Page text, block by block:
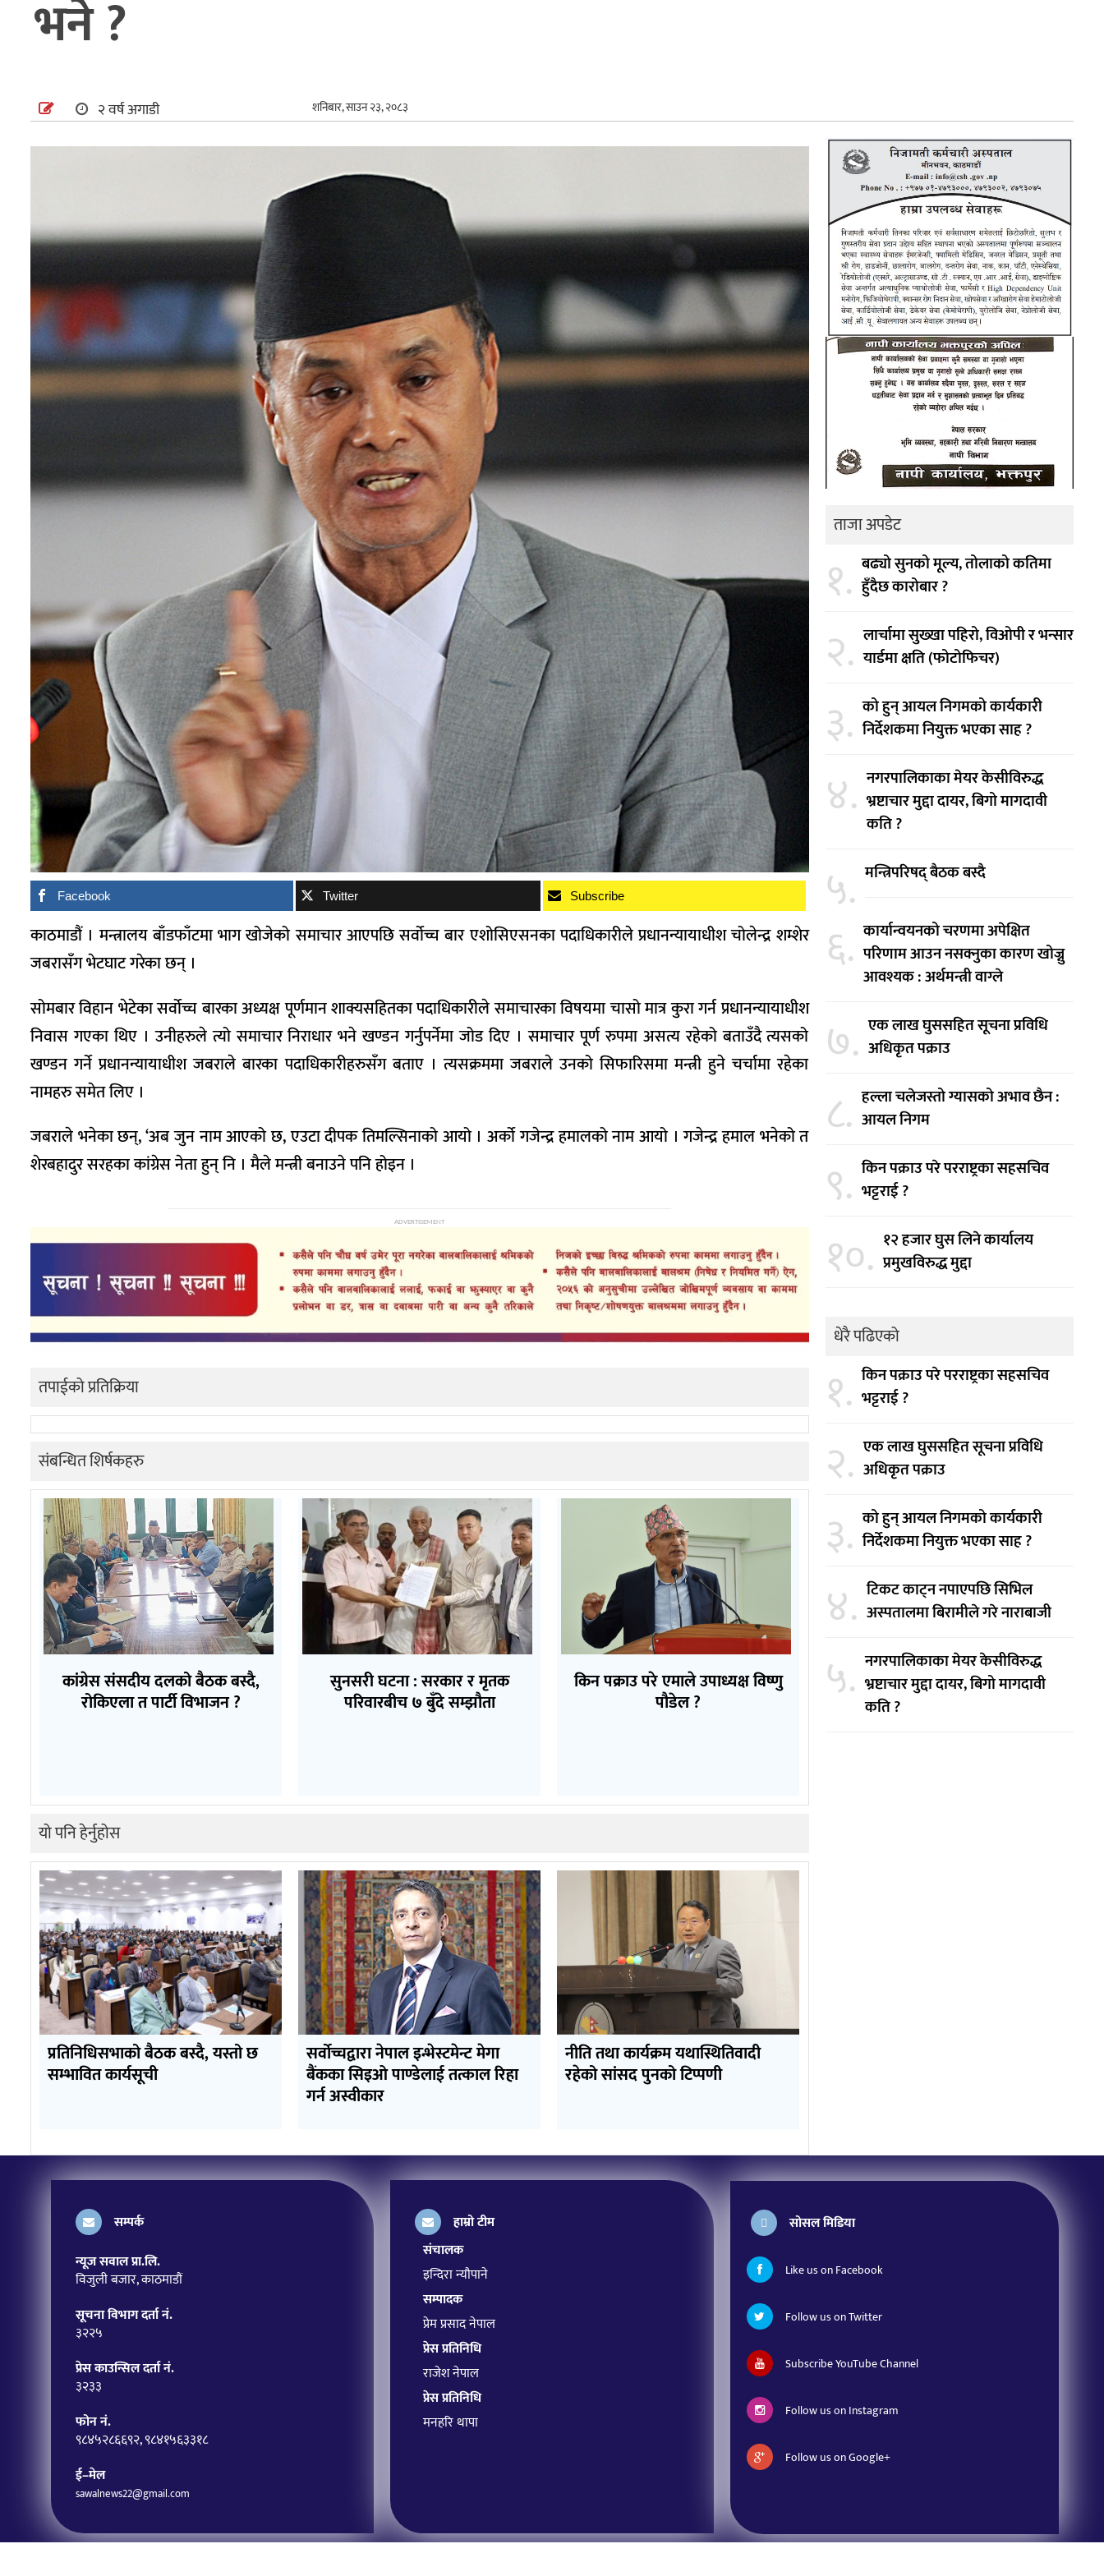
अन्तर्राष्ट्रिय
भने ?
२ वर्ष अगाडी शनिबार, साउन २३, २०८३
Facebook Twitter Subscribe
काठमाडौं । मन्त्रालय बाँडफाँटमा भाग खोजेको समाचार आएपछि सर्वोच्च बार एशोसिएसनका पदाधिकारीले प्रधानन्यायाधीश चोलेन्द्र शम्शेर
जबरासँग भेटघाट गरेका छन् ।
सोमबार विहान भेटेका सर्वोच्च बारका अध्यक्ष पूर्णमान शाक्यसहितका पदाधिकारीले समाचारका विषयमा चासो मात्र कुरा गर्न प्रधानन्यायाधीश
निवास गएका थिए । उनीहरुले त्यो समाचार निराधार भने खण्डन गर्नुपर्नेमा जोड दिए । समाचार पूर्ण रुपमा असत्य रहेको बताउँदै त्यसको
खण्डन गर्ने प्रधानन्यायाधीश जबराले बारका पदाधिकारीहरुसँग बताए । त्यसक्रममा जबराले उनको सिफारिसमा मन्त्री हुने चर्चामा रहेका
नामहरु समेत लिए ।
जबराले भनेका छन्, ‘अब जुन नाम आएको छ, एउटा दीपक तिमल्सिनाको आयो । अर्को गजेन्द्र हमालको नाम आयो । गजेन्द्र हमाल भनेको त
शेरबहादुर सरहका कांग्रेस नेता हुन् नि । मैले मन्त्री बनाउने पनि होइन ।
ADVERTISEMENT
तपाईको प्रतिक्रिया
संबन्धित शिर्षकहरु
कांग्रेस संसदीय दलको बैठक बस्दै,
रोकिएला त पार्टी विभाजन ?
सुनसरी घटना : सरकार र मृतक
परिवारबीच ७ बुँदे सम्झौता
किन पक्राउ परे एमाले उपाध्यक्ष विष्णु
पौडेल ?
यो पनि हेर्नुहोस
प्रतिनिधिसभाको बैठक बस्दै, यस्तो छ
सम्भावित कार्यसूची
सर्वोच्चद्वारा नेपाल इन्भेस्टमेन्ट मेगा
बैंकका सिइओ पाण्डेलाई तत्काल रिहा
गर्न अस्वीकार
नीति तथा कार्यक्रम यथास्थितिवादी
रहेको सांसद पुनको टिप्पणी
ताजा अपडेट
१. बढ्यो सुनको मूल्य, तोलाको कतिमा
हुँदैछ कारोबार ?
२. लार्चामा सुख्खा पहिरो, विओपी र भन्सार
यार्डमा क्षति (फोटोफिचर)
३. को हुन् आयल निगमको कार्यकारी
निर्देशकमा नियुक्त भएका साह ?
४. नगरपालिकाका मेयर केसीविरुद्ध
भ्रष्टाचार मुद्दा दायर, बिगो मागदावी
कति ?
५. मन्त्रिपरिषद् बैठक बस्दै
६. कार्यान्वयनको चरणमा अपेक्षित
परिणाम आउन नसक्नुका कारण खोज्नु
आवश्यक : अर्थमन्त्री वाग्ले
७. एक लाख घुससहित सूचना प्रविधि
अधिकृत पक्राउ
८. हल्ला चलेजस्तो ग्यासको अभाव छैन :
आयल निगम
९. किन पक्राउ परे परराष्ट्रका सहसचिव
भट्टराई ?
१०. १२ हजार घुस लिने कार्यालय
प्रमुखविरुद्ध मुद्दा
धेरै पढिएको
१. किन पक्राउ परे परराष्ट्रका सहसचिव
भट्टराई ?
२. एक लाख घुससहित सूचना प्रविधि
अधिकृत पक्राउ
३. को हुन् आयल निगमको कार्यकारी
निर्देशकमा नियुक्त भएका साह ?
४. टिकट काट्न नपाएपछि सिभिल
अस्पतालमा बिरामीले गरे नाराबाजी
५. नगरपालिकाका मेयर केसीविरुद्ध
भ्रष्टाचार मुद्दा दायर, बिगो मागदावी
कति ?
सम्पर्क
न्यूज सवाल प्रा.लि.
विजुली बजार, काठमाडौं
सूचना विभाग दर्ता नं.
३२२५
प्रेस काउन्सिल दर्ता नं.
३२३३
फोन नं.
९८४५२८६६९२, ९८४१५६३३१८
ई–मेल
sawalnews22@gmail.com
हाम्रो टीम
संचालक
इन्दिरा न्यौपाने
सम्पादक
प्रेम प्रसाद नेपाल
प्रेस प्रतिनिधि
राजेश नेपाल
प्रेस प्रतिनिधि
मनहरि थापा
सोसल मिडिया
Like us on Facebook
Follow us on Twitter
Subscribe YouTube Channel
Follow us on Instagram
Follow us on Google+